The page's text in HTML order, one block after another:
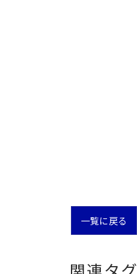
一覧に戻る